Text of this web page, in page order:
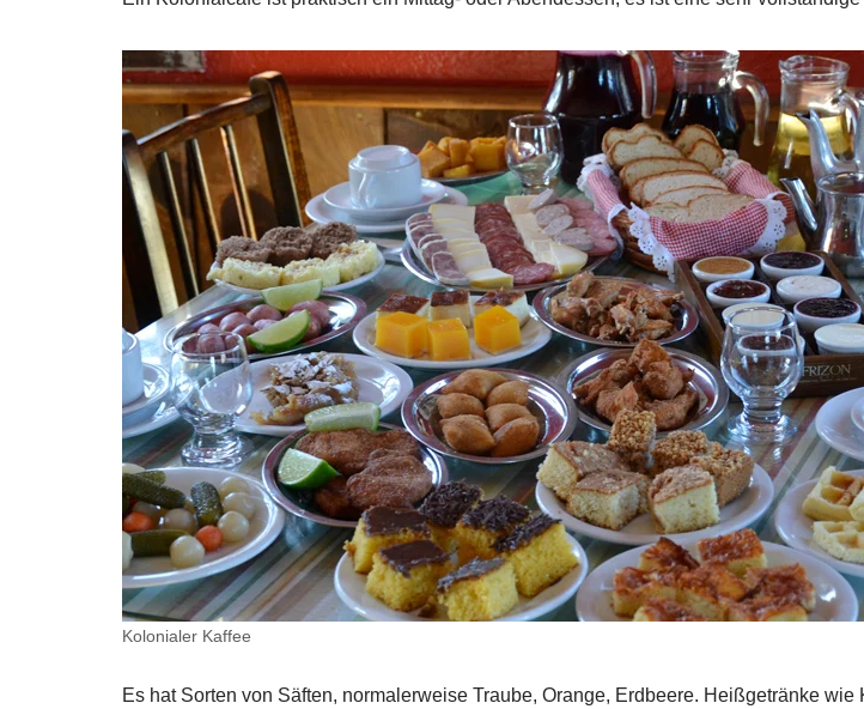
Kolonialer Kaffee
Es hat Sorten von Säften, normalerweise Traube, Orange, Erdbeere. Heißgetränke